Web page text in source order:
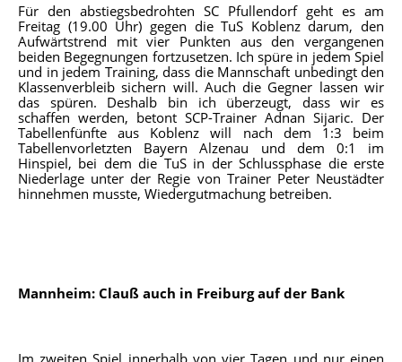
Für den abstiegsbedrohten SC Pfullendorf geht es am
Freitag (19.00 Uhr) gegen die TuS Koblenz darum, den
Aufwärtstrend mit vier Punkten aus den vergangenen
beiden Begegnungen fortzusetzen. Ich spüre in jedem Spiel
und in jedem Training, dass die Mannschaft unbedingt den
Klassenverbleib sichern will. Auch die Gegner lassen wir
das spüren. Deshalb bin ich überzeugt, dass wir es
schaffen werden, betont SCP-Trainer Adnan Sijaric. Der
Tabellenfünfte aus Koblenz will nach dem 1:3 beim
Tabellenvorletzten Bayern Alzenau und dem 0:1 im
Hinspiel, bei dem die TuS in der Schlussphase die erste
Niederlage unter der Regie von Trainer Peter Neustädter
hinnehmen musste, Wiedergutmachung betreiben.
Mannheim: Clauß auch in Freiburg auf der Bank
Im zweiten Spiel innerhalb von vier Tagen und nur einen